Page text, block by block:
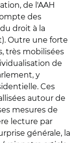
de l'AAH
des
droit à la
Outre une forte
très mobilisées
de
y
Ces
autour de
mesures de
lecture par
générale, la